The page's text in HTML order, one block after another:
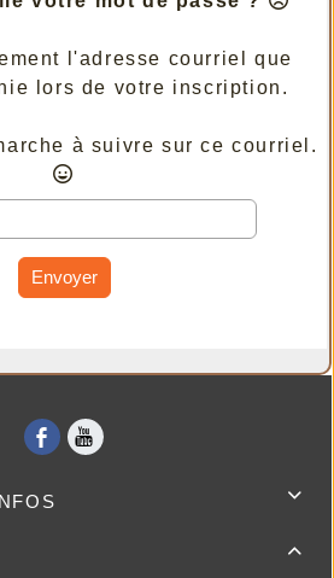
l'adresse courriel que
lors de votre inscription.
à suivre sur ce courriel.
Envoyer

